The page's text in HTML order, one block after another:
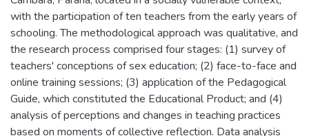
with the participation of ten teachers from the early years of
schooling. The methodological approach was qualitative, and
the research process comprised four stages: (1) survey of
teachers' conceptions of sex education; (2) face-to-face and
online training sessions; (3) application of the Pedagogical
Guide, which constituted the Educational Product; and (4)
analysis of perceptions and changes in teaching practices
based on moments of collective reflection. Data analysis